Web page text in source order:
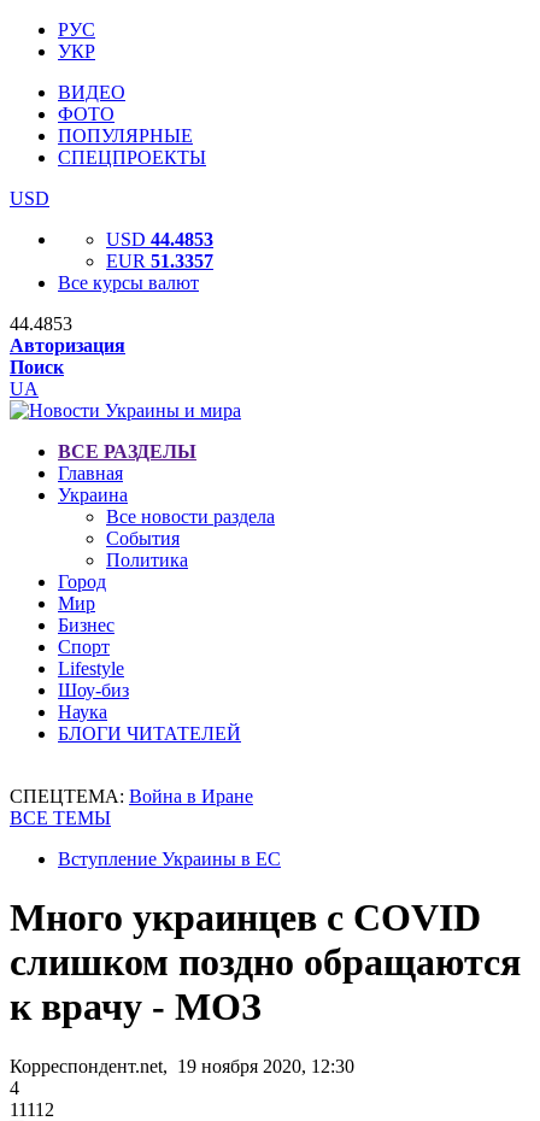
РУС
УКР
ВИДЕО
ФОТО
ПОПУЛЯРНЫЕ
СПЕЦПРОЕКТЫ
USD
USD 44.4853
EUR 51.3357
Все курсы валют
44.4853
Авторизация
Поиск
UA
ВСЕ РАЗДЕЛЫ
Главная
Украина
Все новости раздела
События
Политика
Город
Мир
Бизнес
Спорт
Lifestyle
Шоу-биз
Наука
БЛОГИ ЧИТАТЕЛЕЙ
СПЕЦТЕМА: Война в Иране
ВСЕ ТЕМЫ
Вступление Украины в ЕС
Много украинцев с COVID
слишком поздно обращаются
к врачу - МОЗ
Корреспондент.net, 19 ноября 2020, 12:30
4
11112